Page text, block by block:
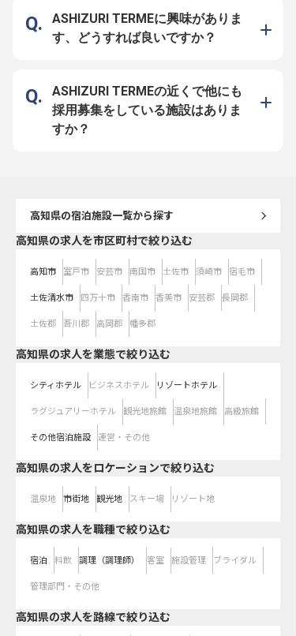
ことが、私たちのおもてなしの心で
す。あなたの温かいホスピタリティ
で、お客様に「来てよかった」と感
じていただけるサービスを一緒に創
頑張りをしっかりと評価します。お
客様に喜んでいただくことを自身の
喜びにできる方、新しいことに挑戦
するのが好きな方を歓迎いたしま
ASHIZURI TERMEに興味がありま
す、どうすれば良いですか？
ASHIZURI TERMEの近くで他にも
採用募集をしている施設はありま
すか？
高知県の宿泊施設一覧から探す
高知県の求人を市区町村で絞り込む
高知市 室戸市 安芸市 南国市 土佐市 須崎市 宿毛市
土佐清水市 四万十市 香南市 香美市 安芸郡 長岡郡
土佐郡 吾川郡 高岡郡 幡多郡
高知県の求人を業態で絞り込む
シティホテル ビジネスホテル リゾートホテル
ラグジュアリーホテル 観光地旅館 温泉地旅館 高級旅館
その他宿泊施設 運営・その他
高知県の求人をロケーションで絞り込む
温泉地 市街地 観光地 スキー場 リゾート地
高知県の求人を職種で絞り込む
宿泊 料飲 調理（調理師） 客室 施設管理 ブライダル
管理部門・その他
高知県の求人を路線で絞り込む